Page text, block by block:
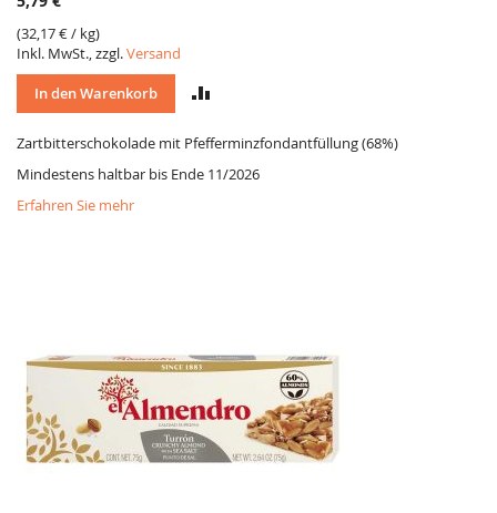
(32,17 €/ kg)
Inkl. MwSt., zzgl.Versand
In den Warenkorb
VERGLEICH
Zartbitterschokolade mit Pfefferminzfondantfüllung (68%)
Mindestens haltbar bis Ende 11/2026
Erfahren Sie mehr